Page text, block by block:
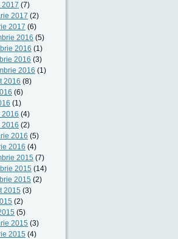
2017 (7)
2017 (2)
2017 (6)
2016 (5)
2016 (1)
2016 (3)
2016 (1)
2016 (8)
(6)
(1)
(4)
2016 (2)
2016 (5)
2016 (4)
2015 (7)
2015 (14)
2015 (2)
2015 (3)
(2)
(5)
2015 (3)
2015 (4)